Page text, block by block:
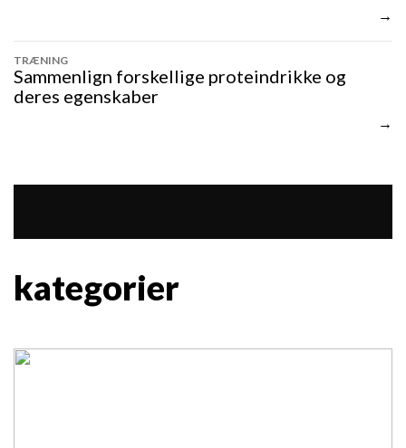
Sammenlign forskellige proteindrikke og
deres egenskaber
TRÆNING
kategorier